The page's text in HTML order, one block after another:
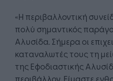
«Η περιβαλλοντική
πολύ σημαντικός
Αλυσίδα. Σήμερα οι
καταναλωτές τους τη
της Εφοδιαστικής
περιβάλλον. Είμαστε